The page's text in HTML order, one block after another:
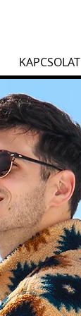
KAPCSOLAT